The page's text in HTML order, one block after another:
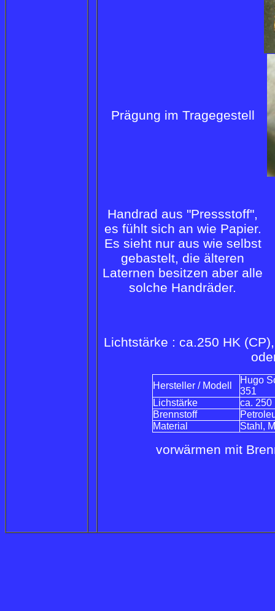
Prägung im Tragegestell
Handrad aus "Pressstoff",
es fühlt sich an wie Papier.
Es sieht nur aus wie selbst
gebastelt, die älteren
Laternen besitzen aber alle
solche Handräder.
Lichtstärke : ca.250 HK
Hersteller / Modell
Hugo
351
Lichstärke
ca. 250
Brennstoff
Material
Stahl,
vorwärmen mit